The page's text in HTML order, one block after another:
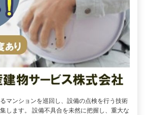
マンションを巡回し、設備の点検を行う技術
します。 設備不具合を未然に把握し、重大な